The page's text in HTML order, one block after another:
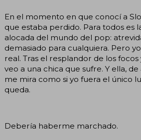
En el momento en que conocí a
que estaba perdido. Para todos es
alocada del mundo del pop:
demasiado para cualquiera. Pero
real. Tras el resplandor de los focos
veo a una chica que sufre. Y ella,
me mira como si yo fuera el único
queda.
Debería haberme marchado.